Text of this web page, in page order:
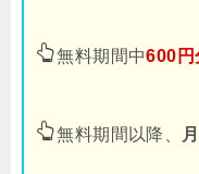
無料期間中600円
無料期間以降、